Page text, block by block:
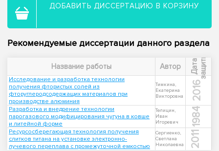
ДОБАВИТЬ ДИССЕРТАЦИЮ В КОРЗИНУ
Рекомендуемые диссертации данного раздела
Название работы Автор Д
а
т
а
з
а
щ
и
т ы
Исследование и разработка технологии
получения фтористых солей из
фторуглеродсодержащих материалов при
производстве алюминия
Тимкина,
Екатерина
Викторовна
2016
Разработка и внедрение технологии
парогазового модифицирования чугуна в ковше
и литейной форме
Телицин,
Иван
Игоревич
1984
Ресурсосберегающая технология получения
слитков титана на установке электронно-
лучевого переплава с промежуточной емкостью
Сергиенко,
Светлана
Николаевна
2011